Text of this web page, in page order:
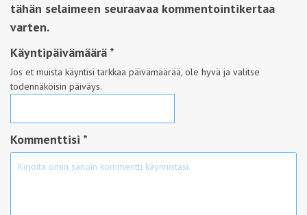
tähän selaimeen seuraavaa kommentointikertaa
varten.
Käyntipäivämäärä *
Jos et muista käyntisi tarkkaa päivämäärää, ole hyvä ja valitse
todennäköisin päiväys.
Kommenttisi *